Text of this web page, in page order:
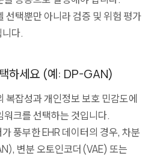
선택뿐만 아니라 검증 및 위험 평가
다.
하세요 (예: DP-GAN)
복잡성과 개인정보 보호 민감도에
크를 선택하는 것입니다.
풍부한 EHR 데이터의 경우, 차분
변분 오토인코더(VAE) 또는